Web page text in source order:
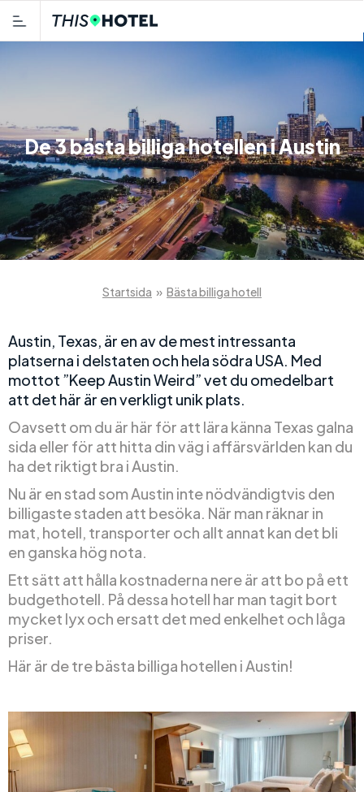
De 3 bästa billiga hotellen i Austin
Startsida » Bästa billiga hotell
Austin, Texas, är en av de mest intressanta
platserna i delstaten och hela södra USA. Med
mottot ”Keep Austin Weird” vet du omedelbart
att det här är en verkligt unik plats.
Oavsett om du är här för att lära känna Texas galna
sida eller för att hitta din väg i affärsvärlden kan du
ha det riktigt bra i Austin.
Nu är en stad som Austin inte nödvändigtvis den
billigaste staden att besöka. När man räknar in
mat, hotell, transporter och allt annat kan det bli
en ganska hög nota.
Ett sätt att hålla kostnaderna nere är att bo på ett
budgethotell. På dessa hotell har man tagit bort
mycket lyx och ersatt det med enkelhet och låga
priser.
Här är de tre bästa billiga hotellen i Austin!